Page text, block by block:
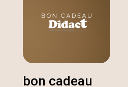
bon cadeau